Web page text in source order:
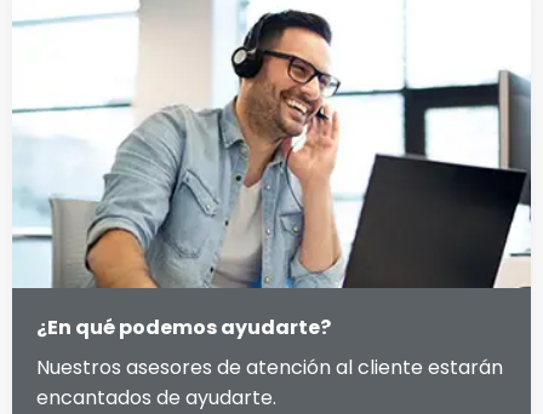
¿En qué podemos ayudarte?
Nuestros asesores de atención al cliente estarán
encantados de ayudarte.